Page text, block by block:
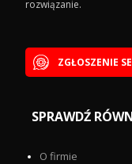
rozwiązanie.
ZGŁOSZENIE
SPRAWDŹ
O firmie